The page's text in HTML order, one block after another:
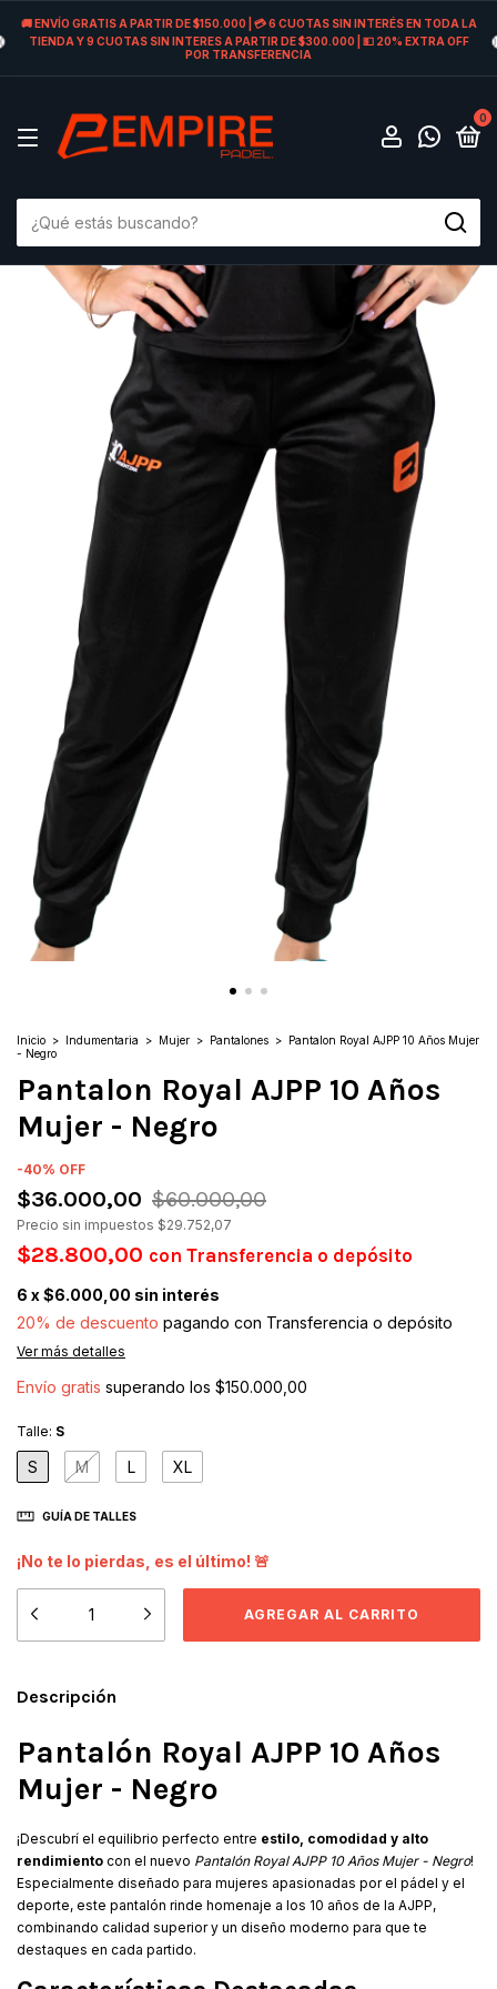
🚚 ENVÍO GRATIS A PARTIR DE $150.000 | 💳 6 CUOTAS SIN INTERÉS EN TODA LA
TIENDA Y 9 CUOTAS SIN INTERES A PARTIR DE $300.000 | 💵 20% EXTRA OFF
POR TRANSFERENCIA
0
Inicio > Indumentaria > Mujer > Pantalones > Pantalon Royal AJPP 10 Años Mujer
- Negro
Pantalon Royal AJPP 10 Años
Mujer - Negro
-40% OFF
$36.000,00 $60.000,00
Precio sin impuestos $29.752,07
$28.800,00 con Transferencia o depósito
6 x$6.000,00 sin interés
20% de descuento pagando con Transferencia o depósito
Ver más detalles
Envío gratis superando los $150.000,00
Talle: S
S M L XL
GUÍA DE TALLES
¡No te lo pierdas, es el último! 🚨
Descripción
Pantalón Royal AJPP 10 Años
Mujer - Negro
¡Descubrí el equilibrio perfecto entre estilo, comodidad y alto
rendimiento con el nuevo Pantalón Royal AJPP 10 Años Mujer - Negro!
Especialmente diseñado para mujeres apasionadas por el pádel y el
deporte, este pantalón rinde homenaje a los 10 años de la AJPP,
combinando calidad superior y un diseño moderno para que te
destaques en cada partido.